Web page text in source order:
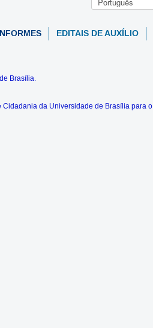
EDITAIS DE AUXÍLIO
Brasília.
da Universidade de Brasília para o